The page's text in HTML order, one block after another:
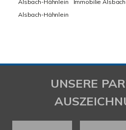
Alsbach-Hähnlein
Immobilie
Alsbach-Hähnlein
UNSERE